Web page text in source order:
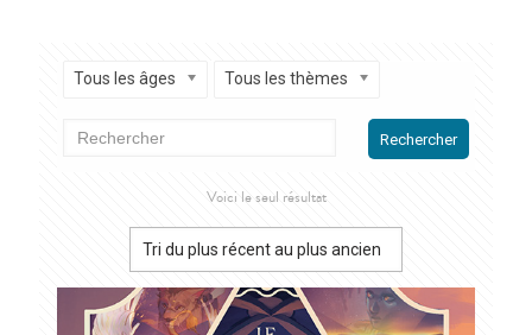
Tous les âges Tous les thèmes
Rechercher
Voici le seul résultat